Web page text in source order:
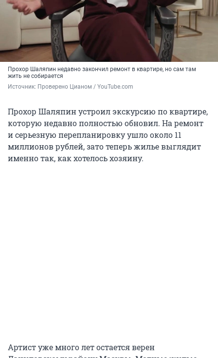
Прохор Шаляпин недавно закончил ремонт в квартире, но сам там
жить не собирается
Источник: Проверено Цианом / YouTube.com
Прохор Шаляпин устроил экскурсию по квартире,
которую недавно полностью обновил. На ремонт
и серьезную перепланировку ушло около 11
миллионов рублей, зато теперь жилье выглядит
именно так, как хотелось хозяину.
Артист уже много лет остается верен